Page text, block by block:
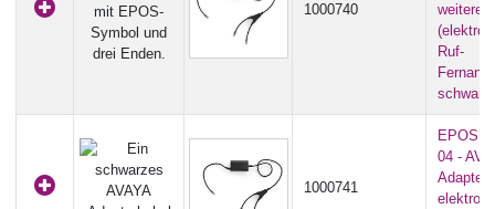
1000740
weitere
Ruf-
schwarz
1000741
EPOS
04 -